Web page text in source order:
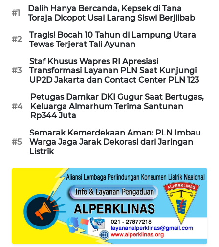
#1
Dalih Hanya Bercanda, Kepsek di Tana
Toraja Dicopot Usai Larang Siswi Berjilbab
#2
Tragis! Bocah 10 Tahun di Lampung Utara
Tewas Terjerat Tali Ayunan
#3
Staf Khusus Wapres RI Apresiasi
Transformasi Layanan PLN Saat Kunjungi
UP2D Jakarta dan Contact Center PLN 123
#4
Petugas Damkar DKI Gugur Saat Bertugas,
Keluarga Almarhum Terima Santunan
Rp344 Juta
#5
Semarak Kemerdekaan Aman: PLN Imbau
Warga Jaga Jarak Dekorasi dari Jaringan
Listrik
KONSUMEN
LISTRIK
MASYARAKAT
WALINKI
MAWAKA
MARTABAT
WATCH
MKLI